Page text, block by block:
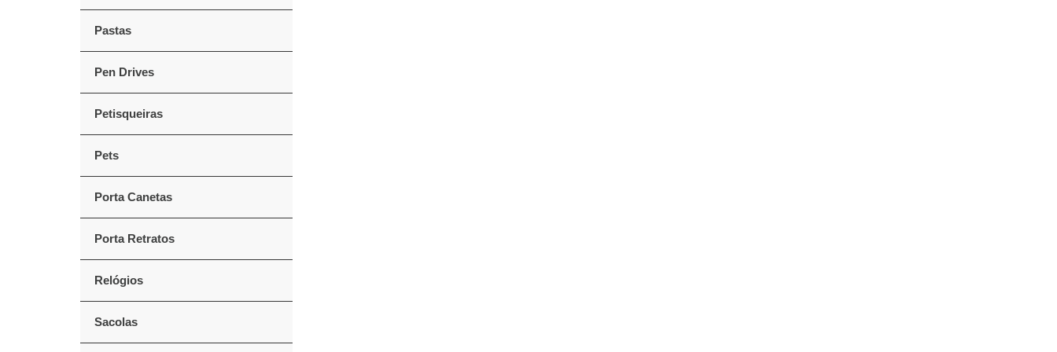
Pastas
Pen Drives
Petisqueiras
Pets
Porta Canetas
Porta Retratos
Relógios
Sacolas